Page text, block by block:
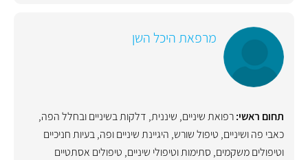
מרפאת היכל השן
תחום ראשי:רפואת שיניים, שיננית, דלקות בשיניים ובחלל הפה,
כאבי פה ושיניים, טיפול שורש, היגיינת שיניים ופה,בעיות חניכיים
וטיפולים משקמים, סתימות וטיפולי שיניים, טיפולים אסתטיים